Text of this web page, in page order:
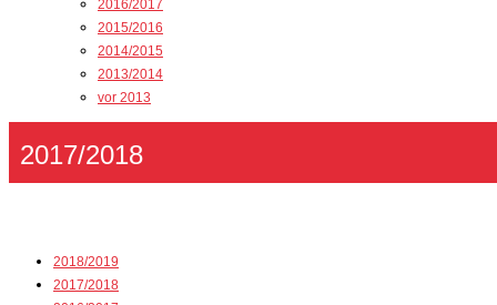
2016/2017
2015/2016
2014/2015
2013/2014
vor 2013
2017/2018
2018/2019
2017/2018